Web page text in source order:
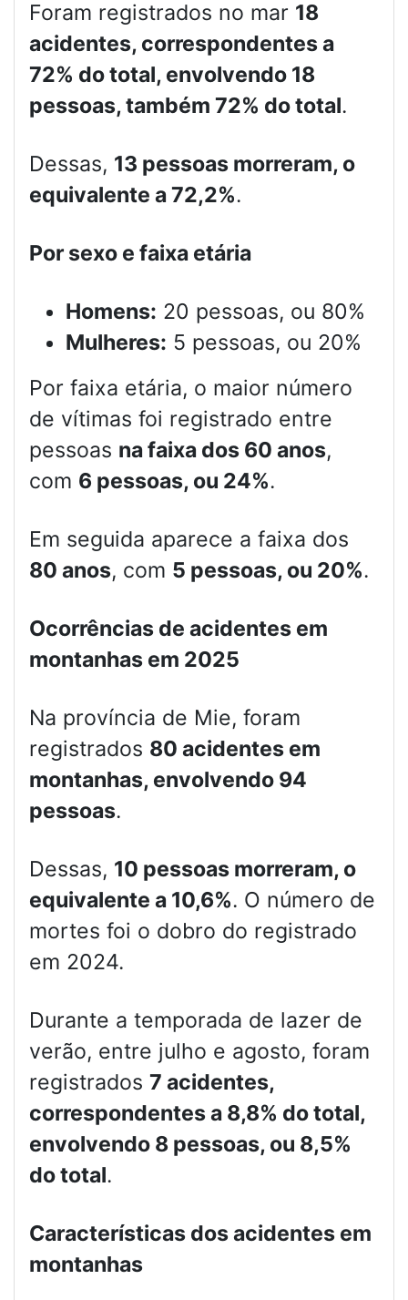
Foram registrados no mar 18
acidentes, correspondentes a
72% do total, envolvendo 18
pessoas, também 72% do total.
Dessas, 13 pessoas morreram, o
equivalente a 72,2%.
Por sexo e faixa etária
Homens: 20 pessoas, ou 80%
Mulheres: 5 pessoas, ou 20%
Por faixa etária, o maior número
de vítimas foi registrado entre
pessoas na faixa dos 60 anos,
com 6 pessoas, ou 24%.
Em seguida aparece a faixa dos
80 anos, com 5 pessoas, ou 20%.
Ocorrências de acidentes em
montanhas em 2025
Na província de Mie, foram
registrados 80 acidentes em
montanhas, envolvendo 94
pessoas.
Dessas, 10 pessoas morreram, o
equivalente a 10,6%. O número de
mortes foi o dobro do registrado
em 2024.
Durante a temporada de lazer de
verão, entre julho e agosto, foram
registrados 7 acidentes,
correspondentes a 8,8% do total,
envolvendo 8 pessoas, ou 8,5%
do total.
Características dos acidentes em
montanhas